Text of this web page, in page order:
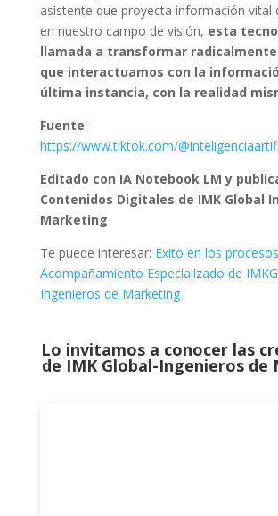
asistente que proyecta información vital
en nuestro campo de visión, esta
llamada a transformar
que interactuamos con la
última instancia, con la realidad
Fuente:
https://www.tiktok.com/
Editado con IA Notebook LM y
Contenidos Digitales de IMK Global
Marketing
Te puede interesar: Exito en los
Acompañamiento Especializado de
Ingenieros de Marketing
Lo invitamos a conocer las
de IMK Global-Ingenieros de